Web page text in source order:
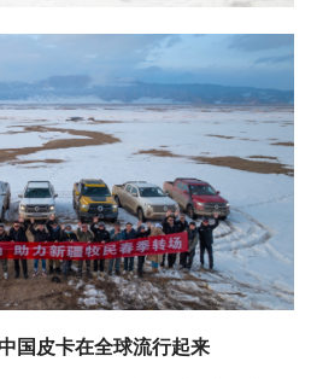
国皮卡在全球流行起来